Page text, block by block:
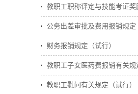
教职工职称评定与技能考证奖
公务出差审批及费用报销规定
财务报销规定（试行）
教职工子女医药费报销有关规
教职工慰问有关规定（试行）